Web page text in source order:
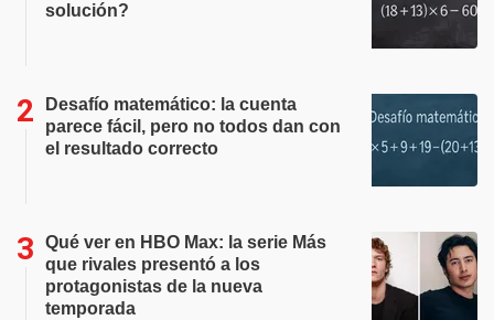
solución?
Desafío matemático: la cuenta
parece fácil, pero no todos dan con
el resultado correcto
Qué ver en HBO Max: la serie Más
que rivales presentó a los
protagonistas de la nueva
temporada